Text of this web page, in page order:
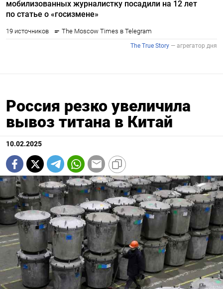
Россия резко увеличила
вывоз титана в Китай
10.02.2025